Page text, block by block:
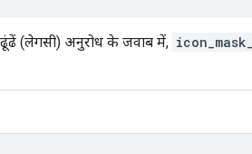
ढूंढें (लेगसी) अनुरोध के जवाब में,